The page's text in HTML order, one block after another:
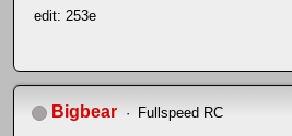
edit: 253e
Bigbear Fullspeed RC